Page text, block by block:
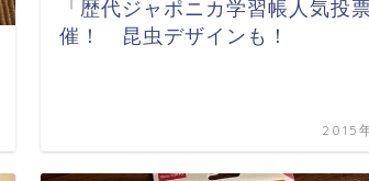
「歴代ジャポニカ学習帳人気投
催！ 昆虫デザインも！
2015